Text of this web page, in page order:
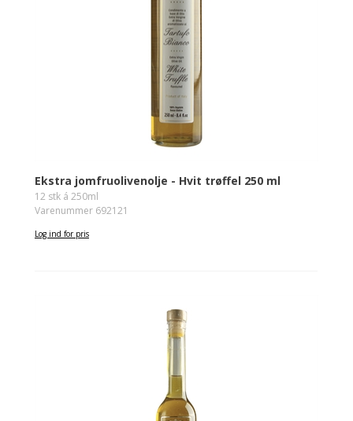
Ekstra jomfruolivenolje - Hvit trøffel 250 ml
12 stk á 250ml
Varenummer 692121
Log ind for pris